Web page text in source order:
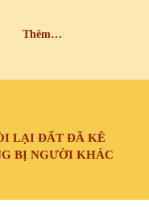
Thêm…
LẠI ĐẤT ĐÃ KÊ
BỊ NGƯỜI KHÁC